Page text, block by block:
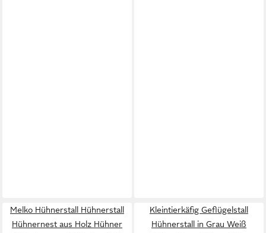
Melko Hühnerstall Hühnerstall
Hühnernest aus Holz Hühner
Kleintierkäfig Geflügelstall
Hühnerstall in Grau Weiß